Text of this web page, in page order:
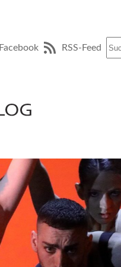
Facebook RSS-Feed